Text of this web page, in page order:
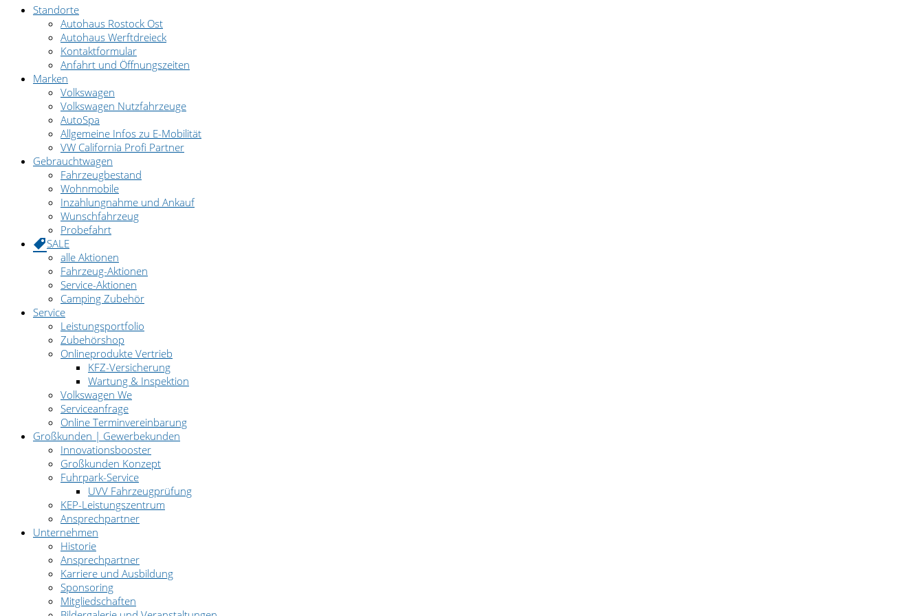
Standorte
Autohaus Rostock Ost
Autohaus Werftdreieck
Kontaktformular
Anfahrt und Öffnungszeiten
Marken
Volkswagen
Volkswagen Nutzfahrzeuge
AutoSpa
Allgemeine Infos zu E-Mobilität
VW California Profi Partner
Gebrauchtwagen
Fahrzeugbestand
Wohnmobile
Inzahlungnahme und Ankauf
Wunschfahrzeug
Probefahrt
SALE
alle Aktionen
Fahrzeug-Aktionen
Service-Aktionen
Camping Zubehör
Service
Leistungsportfolio
Zubehörshop
Onlineprodukte Vertrieb
KFZ-Versicherung
Wartung & Inspektion
Volkswagen We
Serviceanfrage
Online Terminvereinbarung
Großkunden | Gewerbekunden
Innovationsbooster
Großkunden Konzept
Fuhrpark-Service
UVV Fahrzeugprüfung
KEP-Leistungszentrum
Ansprechpartner
Unternehmen
Historie
Ansprechpartner
Karriere und Ausbildung
Sponsoring
Mitgliedschaften